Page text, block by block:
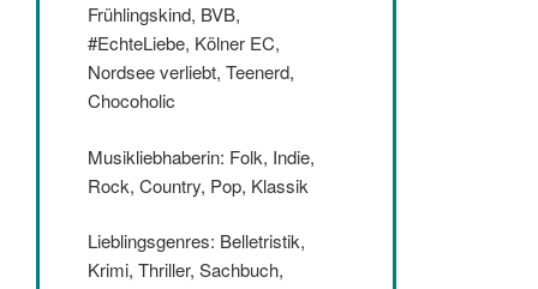
Frühlingskind, BVB,
#EchteLiebe, Kölner EC,
Nordsee verliebt, Teenerd,
Chocoholic
Musikliebhaberin: Folk, Indie,
Rock, Country, Pop, Klassik
Lieblingsgenres: Belletristik,
Krimi, Thriller, Sachbuch,